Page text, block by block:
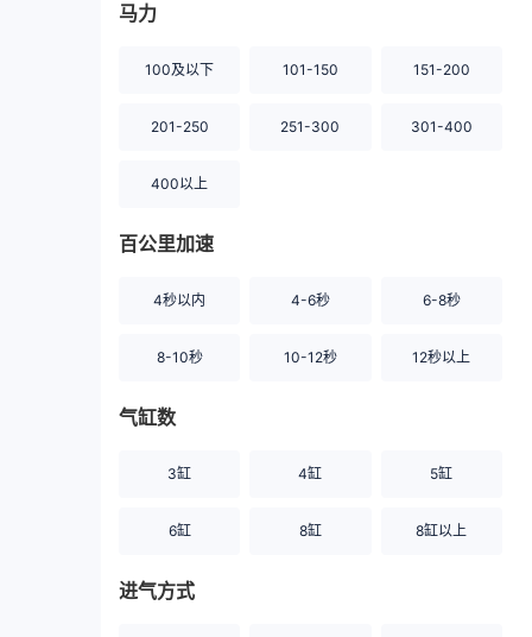
马力
100及以下 101-150 151-200
201-250 251-300 301-400
400以上
百公里加速
4秒以内 4-6秒 6-8秒
8-10秒 10-12秒 12秒以上
气缸数
3缸 4缸 5缸
6缸 8缸 8缸以上
进气方式